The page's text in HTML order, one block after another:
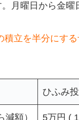
月曜日から金曜
立を半分にす
ひふみ
額） 5万円 (